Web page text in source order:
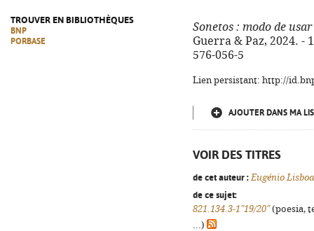
TROUVER EN BIBLIOTHÈQUES
BNP
PORBASE
Sonetos : modo de usar
Guerra & Paz, 2024. -
576-056-5
Lien persistant: http://
AJOUTER DANS MA
VOIR DES TITRES
de cet auteur : Eugénio Lisboa
de ce sujet:
821.134.3-1"19/20"(poesia,
...)